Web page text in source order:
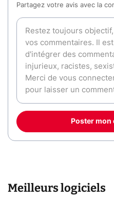
Partagez votre avis avec la
Poster
Meilleurs logiciels